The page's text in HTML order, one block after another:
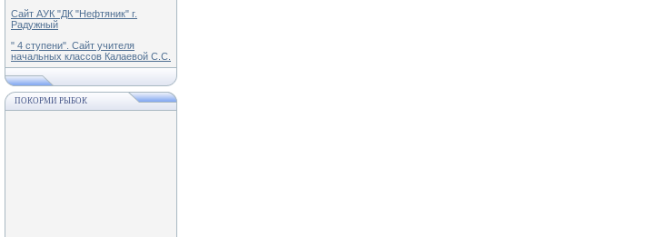
Сайт АУК "ДК "Нефтяник" г.
Радужный
" 4 ступени". Сайт учителя
начальных классов Калаевой С.С.
ПОКОРМИ РЫБОК